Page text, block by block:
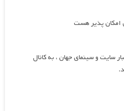
سایت و سینمای جهان ، به کانال